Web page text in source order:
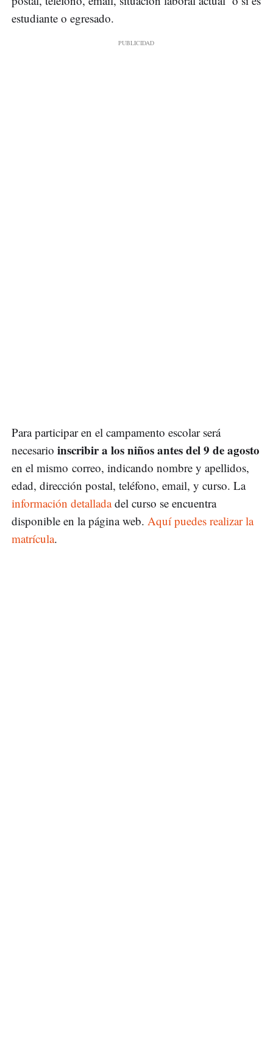
estudiante o egresado.
Para participar en el campamento escolar será
necesario inscribir a los niños antes del 9 de agosto
en el mismo correo, indicando nombre y apellidos,
edad, dirección postal, teléfono, email, y curso. La
información detalladadel curso se encuentra
disponible en la página web. Aquí puedes realizar la
matrícula.